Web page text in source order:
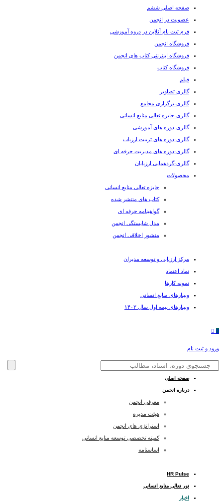
صفحه اصلی ششم
عضویت در انجمن
فرم ثبت نام آنلاین در دروه آموزشی
فروشگاه انجمن
فروشگاه اینترنتی کتاب های انجمن
فروشگاه کتاب
فیلم
گالری تصاویر
گالری-برگزاری مجامع
گالری-جایزه تعالی منابع انسانی
گالری-دوره های آموزشی
گالری-دوره های تربیت ارزیاب
گالری-دوره های مدیریت حرفه ای
گالری-گردهمایی ارزیابان
محصولات
جایزه تعالی منابع انسانی
کتاب های منتشر شده
گواهینامه حرفه ای
مدل شایستگی انجمن
منشور اخلاقی انجمن
مرکز ارزیابی و توسعه مدیران
نماد اعتماد
نمونه کارها
وبینارهای منابع انسانی
وبینارهای نیمه اول سال ۱۴۰۲
0
ورود و ثبت نام
صفحه اصلی
درباره انجمن
معرفی انجمن
هیئت مدیره
استراتژی های انجمن
کمیته تخصصی توسعه منابع انسانی
اساسنامه
HR Pulse
تور تعالی منابع انسانی
اخبار